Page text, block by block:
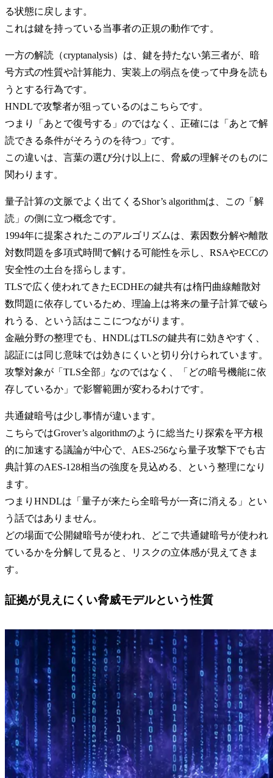
る状態に戻します。
これは鍵を持っている当事者の正規の動作です。
一方の解読（cryptanalysis）は、鍵を持たない第三者が、暗
号方式の性質や計算能力、実装上の弱点を使って中身を読も
うとする行為です。
HNDLで攻撃者が狙っているのはこちらです。
つまり「あとで復号する」のではなく、正確には「あとで解
読できる条件がそろうのを待つ」です。
この違いは、言葉の選び分け以上に、脅威の理解そのものに
関わります。
量子計算の文脈でよく出てくるShor’s algorithmは、この「解
読」の側に立つ概念です。
1994年に提案されたこのアルゴリズムは、素因数分解や離散
対数問題を多項式時間で解ける可能性を示し、RSAやECCの
安全性の土台を揺らします。
TLSで広く使われてきたECDHEの鍵共有は楕円曲線離散対
数問題に依存しているため、理論上は将来の量子計算で破ら
れうる、という話はここにつながります。
金融分野の整理でも、HNDLはTLSの鍵共有に効きやすく、
認証には同じ意味では効きにくいと切り分けられています。
攻撃対象が「TLS全部」なのではなく、「どの暗号機能に依
存しているか」で影響範囲が変わるわけです。
共通鍵暗号は少し事情が違います。
こちらではGrover’s algorithmのように総当たり探索を平方根
的に加速する議論が中心で、AES-256なら量子攻撃下でも古
典計算のAES-128相当の強度を見込める、という整理になり
ます。
つまりHNDLは「量子が来たら全暗号が一斉に消える」とい
う話ではありません。
どの場面で公開鍵暗号が使われ、どこで共通鍵暗号が使われ
ているかを分解して見ると、リスクの立体感が見えてきま
す。
証拠が見えにくい脅威モデルという性質